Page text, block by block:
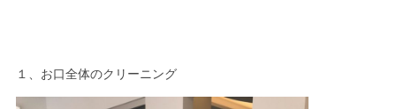
１、お口全体のクリーニング